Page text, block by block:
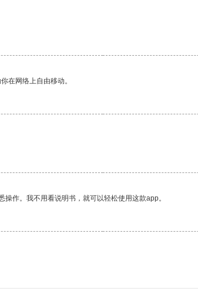
在网络上自由移动。
作。我不用看说明书，就可以轻松使用这款app。